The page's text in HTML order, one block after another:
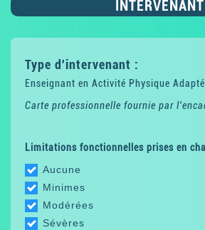
INTERVENANT
Type d'intervenant :
Enseignant en Activité Physique
Carte professionnelle fournie par
Limitations fonctionnelles prises en
Aucune
Minimes
Modérées
Sévères